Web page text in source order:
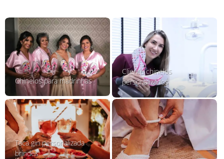
Chinelos para madrinhas
Cliente chinelos
personalizados
Taca gin personalizada
brindes